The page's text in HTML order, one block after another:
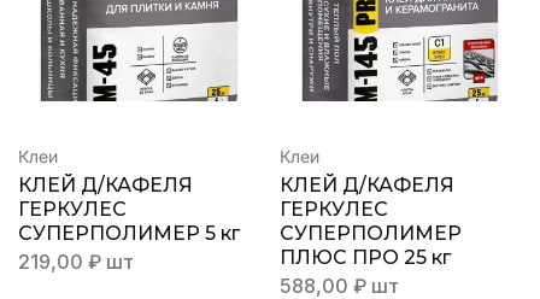
Клеи
КЛЕЙ Д/КАФЕЛЯ
ГЕРКУЛЕС
СУПЕРПОЛИМЕР 5 кг
219,00 ₽ шт
Клеи
КЛЕЙ Д/КАФЕЛЯ
ГЕРКУЛЕС
СУПЕРПОЛИМЕР
ПЛЮС ПРО 25 кг
588,00 ₽ шт